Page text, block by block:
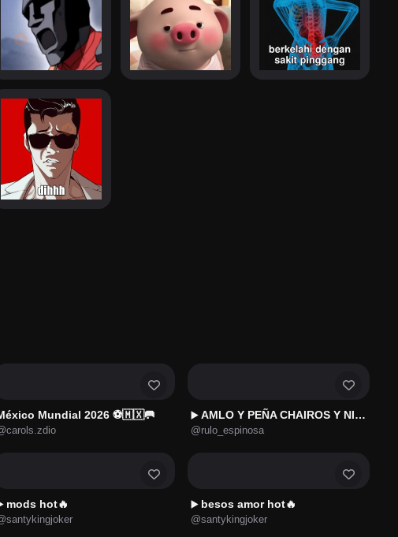
Mundial 2026 ⚽🇲🇽🥅 ▶️ AMLO Y PEÑA CHAIROS Y NINIS
@rulo_espinosa
mods hot🔥 ▶️ besos amor hot🔥
@santykingjoker